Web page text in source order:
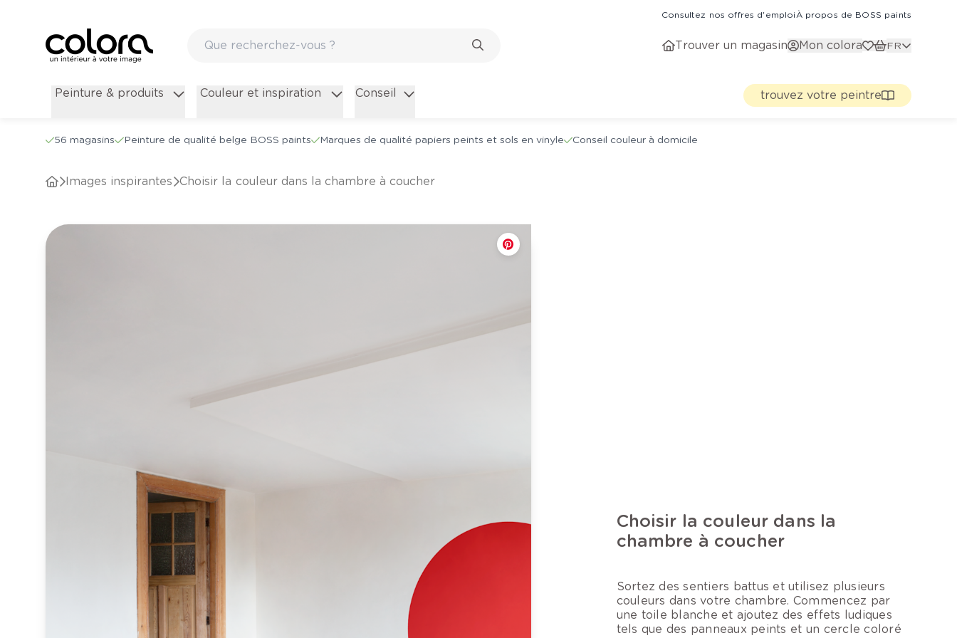
Consultez nos offres d'emploiÀ propos de BOSS paints
Trouver un magasin Mon colora FR
Peinture & produits Couleur et inspiration Conseil trouvez votre peintre
56 magasins Peinture de qualité belge BOSS paints Marques de qualité papiers peints et sols en vinyle Conseil couleur à domicile
Images inspirantes Choisir la couleur dans la chambre à coucher
Choisir la couleur dans la
chambre à coucher
Sortez des sentiers battus et utilisez plusieurs
couleurs dans votre chambre. Commencez par
une toile blanche et ajoutez des effets ludiques
tels que des panneaux peints et un cercle coloré